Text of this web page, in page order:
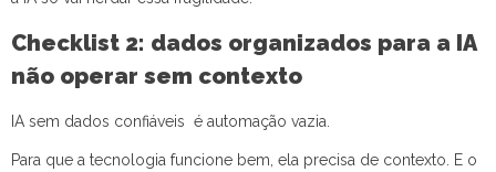
Checklist 2: dados organizados para a IA
não operar sem contexto
IA sem dados confiáveis é automação vazia.
Para que a tecnologia funcione bem, ela precisa de contexto. E o